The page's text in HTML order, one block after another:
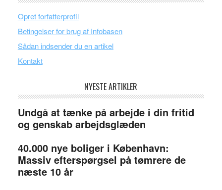
Opret forfatterprofil
Betingelser for brug af Infobasen
Sådan indsender du en artikel
Kontakt
NYESTE ARTIKLER
Undgå at tænke på arbejde i din fritid
og genskab arbejdsglæden
40.000 nye boliger i København:
Massiv efterspørgsel på tømrere de
næste 10 år